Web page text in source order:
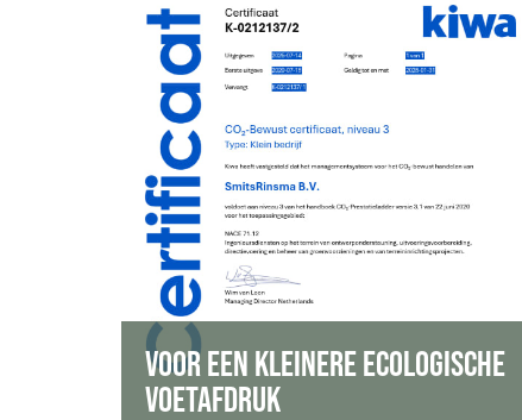
VOOR EEN KLEINERE ECOLOGISCHE
VOETAFDRUK
Streven naar CO₂-Neutraliteit
met Prestatieladder Niveau 5
Tussen 2017 en 2025 hebben we 71% CO₂-
Doel: in 2026-2030 90% reductie in scope 1
en 2 t.o.v. 2017.
CO₂-uitstoot per medewerker van 4.49 ton
in 2017 naar 0.52 ton in 2025.
In 2024 gestart met CO₂-reductie meten in
onze projecten.
Momenteel CO₂-prestatieladder niveau 3.
verkleinen voor toekomstige generaties.